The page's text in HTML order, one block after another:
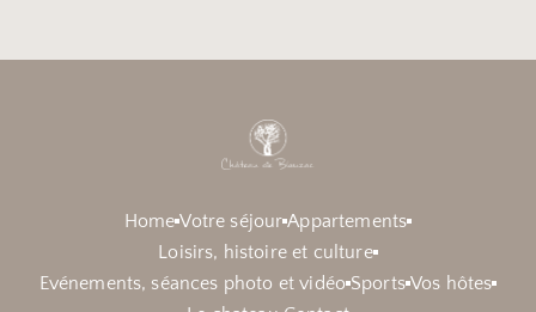
Home Votre séjour Appartements
Loisirs, histoire et culture
Evénements, séances photo et vidéo Sports Vos hôtes